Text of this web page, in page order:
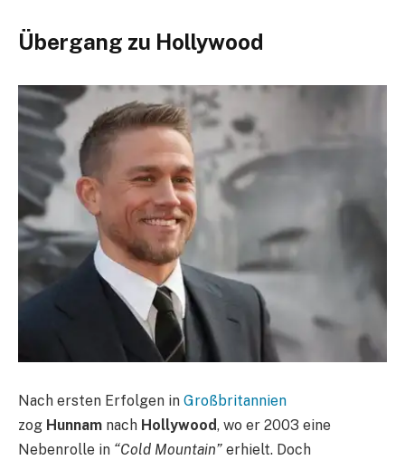
Übergang zu Hollywood
Nach ersten Erfolgen in Großbritannien
zog Hunnam nach Hollywood, wo er 2003 eine
Nebenrolle in “Cold Mountain” erhielt. Doch